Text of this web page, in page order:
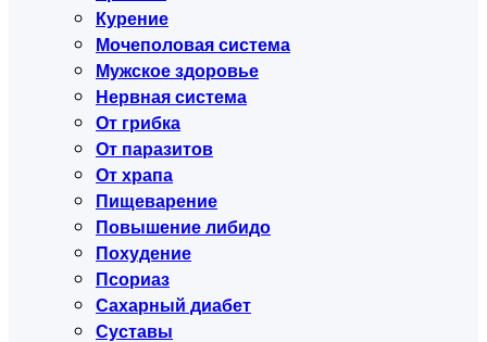
Курение
Мочеполовая система
Мужское здоровье
Нервная система
От грибка
От паразитов
От храпа
Пищеварение
Повышение либидо
Похудение
Псориаз
Сахарный диабет
Суставы